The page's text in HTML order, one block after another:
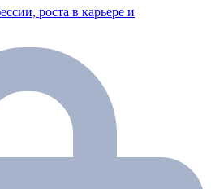
роста в карьере и